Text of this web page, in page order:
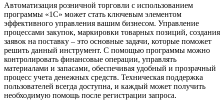
Автоматизация розничной торговли с использованием
программы «1C» может стать ключевым элементом
эффективного управления вашим бизнесом. Управление
процессами закупок, маркировки товарных позиций, создания
заявок на поставку – это основные задачи, которые поможет
решить данный инструмент. С помощью программы можно
контролировать финансовые операции, управлять
материалами и запасами, обеспечивая удобный и прозрачный
процесс учета денежных средств. Техническая поддержка
пользователей всегда доступна, и каждый может получить
необходимую помощь после регистрации запроса.